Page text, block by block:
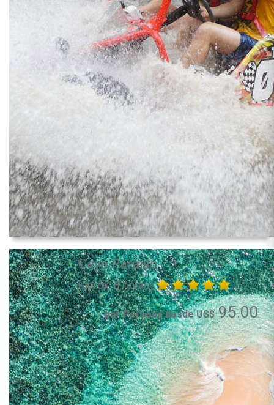
Cayo Paraiso
(aprox. 8 horas)
por Persona desde US$95.00